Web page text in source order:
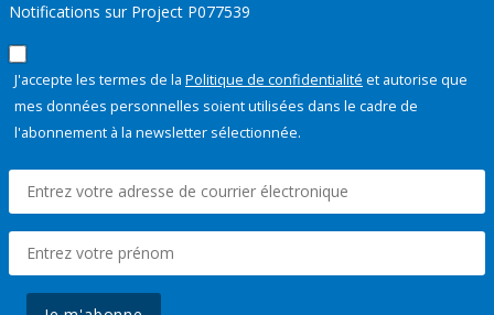
Notifications sur Project P077539
J'accepte les termes de la Politique de confidentialité et autorise que
mes données personnelles soient utilisées dans le cadre de
l'abonnement à la newsletter sélectionnée.